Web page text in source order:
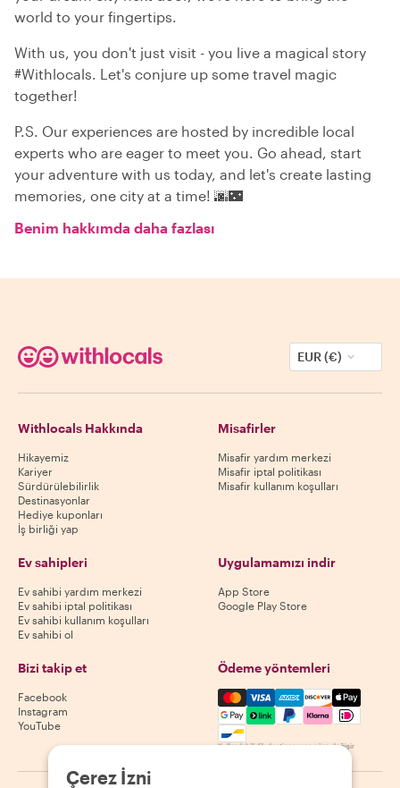
world to your fingertips.
With us, you don't just visit - you live a magical story
#Withlocals. Let's conjure up some travel magic
together!
P.S. Our experiences are hosted by incredible local
experts who are eager to meet you. Go ahead, start
your adventure with us today, and let's create lasting
memories, one city at a time! 🌆🌃
Benim hakkımda daha fazlası
EUR (€)
Withlocals Hakkında
Hikayemiz
Kariyer
Sürdürülebilirlik
Destinasyonlar
Hediye kuponları
İş birliği yap
Misafirler
Misafir yardım merkezi
Misafir iptal politikası
Misafir kullanım koşulları
Ev sahipleri
Ev sahibi yardım merkezi
Ev sahibi iptal politikası
Ev sahibi kullanım koşulları
Ev sahibi ol
Uygulamamızı indir
App Store
Google Play Store
Bizi takip et
Facebook
Instagram
YouTube
Ödeme yöntemleri
Mastercard, Visa, Amex,
Kullanılabilirlik destinasyona göre değişir
Çerez İzni